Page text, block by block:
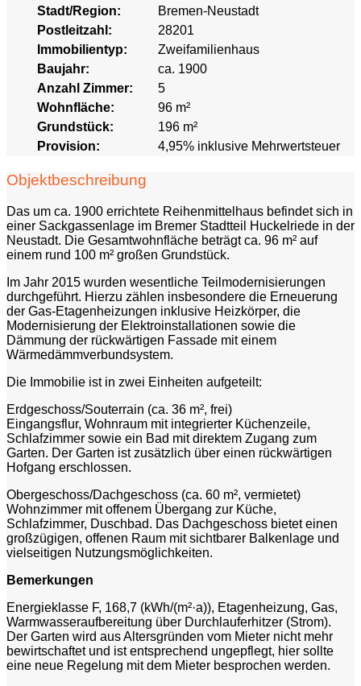
Stadt/Region:
Bremen-Neustadt
Postleitzahl:
28201
Immobilientyp:
Zweifamilienhaus
Baujahr:
ca. 1900
Anzahl Zimmer:
5
Wohnfläche:
96 m²
Grundstück:
196 m²
Provision:
4,95% inklusive Mehrwertsteuer
Objektbeschreibung
Das um ca. 1900 errichtete Reihenmittelhaus befindet sich in
einer Sackgassenlage im Bremer Stadtteil Huckelriede in der
Neustadt. Die Gesamtwohnfläche beträgt ca. 96 m² auf
einem rund 100 m² großen Grundstück.
Im Jahr 2015 wurden wesentliche Teilmodernisierungen
durchgeführt. Hierzu zählen insbesondere die Erneuerung
der Gas-Etagenheizungen inklusive Heizkörper, die
Modernisierung der Elektroinstallationen sowie die
Dämmung der rückwärtigen Fassade mit einem
Wärmedämmverbundsystem.
Die Immobilie ist in zwei Einheiten aufgeteilt:
Erdgeschoss/Souterrain (ca. 36 m², frei)
Eingangsflur, Wohnraum mit integrierter Küchenzeile,
Schlafzimmer sowie ein Bad mit direktem Zugang zum
Garten. Der Garten ist zusätzlich über einen rückwärtigen
Hofgang erschlossen.
Obergeschoss/Dachgeschoss (ca. 60 m², vermietet)
Wohnzimmer mit offenem Übergang zur Küche,
Schlafzimmer, Duschbad. Das Dachgeschoss bietet einen
großzügigen, offenen Raum mit sichtbarer Balkenlage und
vielseitigen Nutzungsmöglichkeiten.
Bemerkungen
Energieklasse F, 168,7 (kWh/(m²·a)), Etagenheizung, Gas,
Warmwasseraufbereitung über Durchlauferhitzer (Strom).
Der Garten wird aus Altersgründen vom Mieter nicht mehr
bewirtschaftet und ist entsprechend ungepflegt, hier sollte
eine neue Regelung mit dem Mieter besprochen werden.